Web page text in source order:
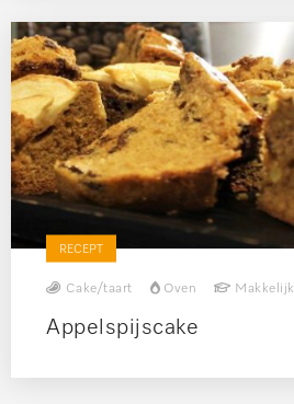
RECEPT
Cake/taart Oven Makkelijk
Appelspijscake